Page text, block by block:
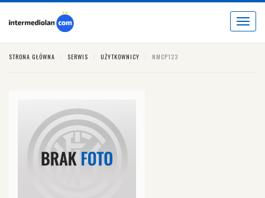
Toggle
STRONA GŁÓWNA SERWIS UŻYTKOWNICY NMCP123